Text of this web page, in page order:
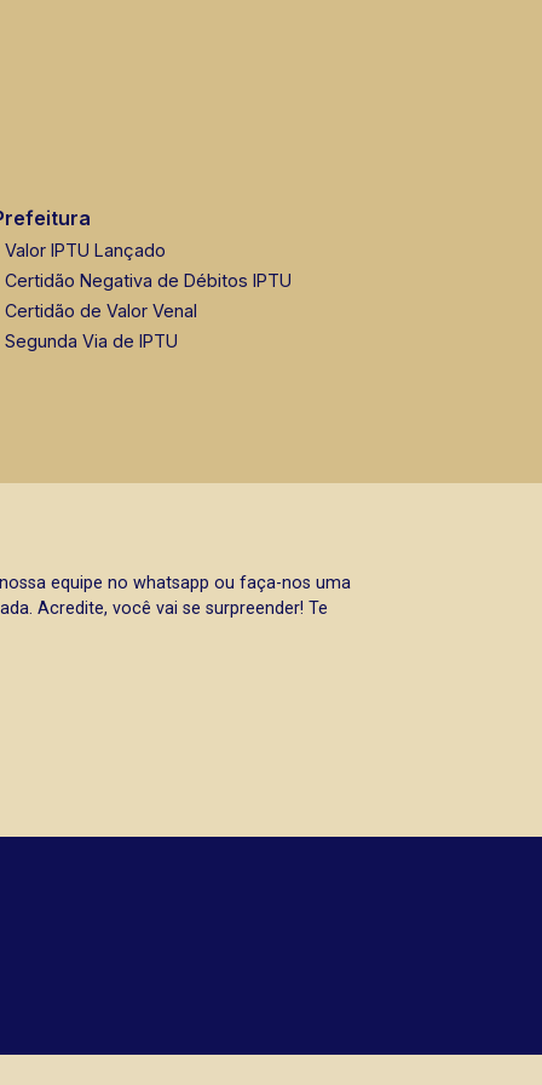
Valor IPTU Lançado
Certidão Negativa de Débitos IPTU
Certidão de Valor Venal
Segunda Via de IPTU
equipe no whatsapp ou faça-nos uma
Acredite, você vai se surpreender! Te